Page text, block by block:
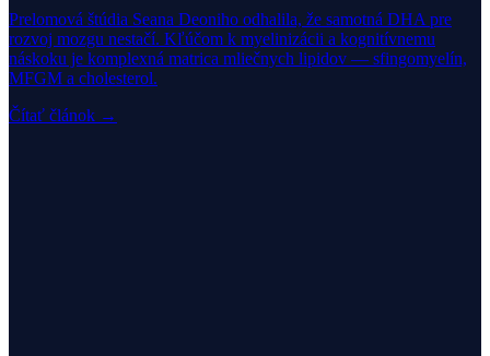
Prelomová štúdia Seana Deoniho odhalila, že samotná DHA pre
rozvoj mozgu nestačí. Kľúčom k myelinizácii a kognitívnemu
náskoku je komplexná matrica mliečnych lipidov — sfingomyelín,
MFGM a cholesterol.
Čítať článok →